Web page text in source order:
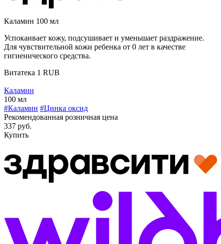
Каламин 100 мл
Успокаивает кожу, подсушивает и уменьшает раздражение.
Для чувствительной кожи ребенка от 0 лет в качестве
гигиенического средства.
Витатека 1 RUB
Каламин
100 мл
#Каламин #Цинка оксид
Рекомендованная розничная цена
337 руб.
Купить